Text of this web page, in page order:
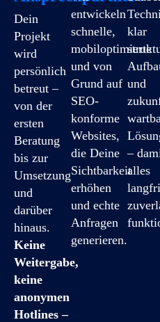
Dein
Projekt
wird
persönlich
betreut –
von der
ersten
Beratung
bis zur
Umsetzung
und
darüber
hinaus.
Keine
Weitergabe,
keine
anonymen
Hotlines –
entwickeln
schnelle,
mobiloptimierte
und von
Grund auf
SEO-
konforme
Websites,
die Deine
Sichtbarkeit
erhöhen
und echte
Anfragen
generieren.
klar
und
–
alles